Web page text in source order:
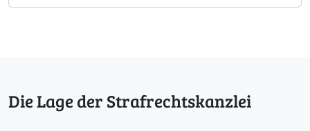
Die Lage der Strafrechtskanzlei